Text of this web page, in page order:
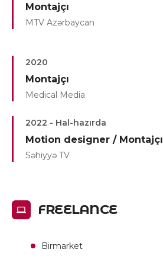
Montajçı
MTV Azərbaycan
2020
Montajçı
Medical Media
2022 - Hal-hazırda
Motion designer / Montajçı
Səhiyyə TV
FREELANCE
Birmarket